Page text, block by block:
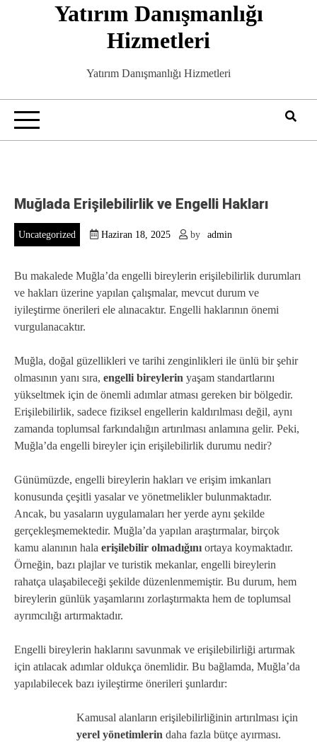
Yatırım Danışmanlığı
Hizmetleri
Yatırım Danışmanlığı Hizmetleri
Muğlada Erişilebilirlik ve Engelli Hakları
Uncategorized Haziran 18, 2025 by admin
Bu makalede Muğla’da engelli bireylerin erişilebilirlik durumları
ve hakları üzerine yapılan çalışmalar, mevcut durum ve
iyileştirme önerileri ele alınacaktır. Engelli haklarının önemi
vurgulanacaktır.
Muğla, doğal güzellikleri ve tarihi zenginlikleri ile ünlü bir şehir
olmasının yanı sıra, engelli bireylerin yaşam standartlarını
yükseltmek için de önemli adımlar atması gereken bir bölgedir.
Erişilebilirlik, sadece fiziksel engellerin kaldırılması değil, aynı
zamanda toplumsal farkındalığın artırılması anlamına gelir. Peki,
Muğla’da engelli bireyler için erişilebilirlik durumu nedir?
Günümüzde, engelli bireylerin hakları ve erişim imkanları
konusunda çeşitli yasalar ve yönetmelikler bulunmaktadır.
Ancak, bu yasaların uygulamaları her yerde aynı şekilde
gerçekleşmemektedir. Muğla’da yapılan araştırmalar, birçok
kamu alanının hala erişilebilir olmadığını ortaya koymaktadır.
Örneğin, bazı plajlar ve turistik mekanlar, engelli bireylerin
rahatça ulaşabileceği şekilde düzenlenmemiştir. Bu durum, hem
bireylerin günlük yaşamlarını zorlaştırmakta hem de toplumsal
ayrımcılığı artırmaktadır.
Engelli bireylerin haklarını savunmak ve erişilebilirliği artırmak
için atılacak adımlar oldukça önemlidir. Bu bağlamda, Muğla’da
yapılabilecek bazı iyileştirme önerileri şunlardır:
Kamusal alanların erişilebilirliğinin artırılması için
yerel yönetimlerin daha fazla bütçe ayırması.